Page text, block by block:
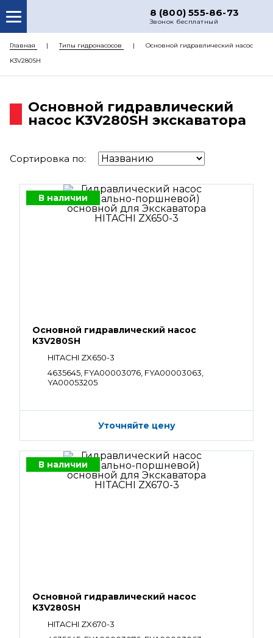
8 (800) 555-86-73
Звонок бесплатный
О НАС
ДОСТАВКА
КОНТАКТЫ
Главная Типы гидронасосов
Основной гидравлический насос
K3V280SH
Основной гидравлический
насос K3V280SH экскаватора
Сортировка по:
В наличии
Основной гидравлический насос
K3V280SH
HITACHI ZX650-3
4635645, FYA00003076, FYA00003063,
YA00053205
Уточняйте цену
В наличии
Основной гидравлический насос
K3V280SH
HITACHI ZX670-3